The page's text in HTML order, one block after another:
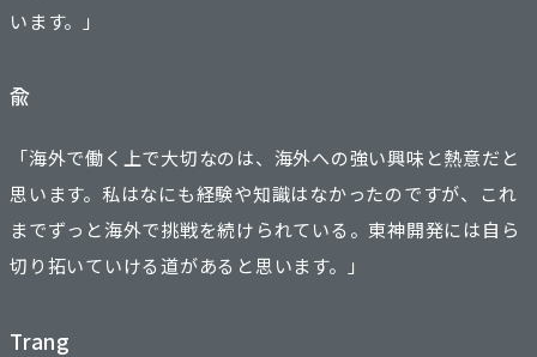
います。」
兪
「海外で働く上で大切なのは、海外への強い興味と熱意だと
思います。私はなにも経験や知識はなかったのですが、これ
までずっと海外で挑戦を続けられている。東神開発には自ら
切り拓いていける道があると思います。」
Trang